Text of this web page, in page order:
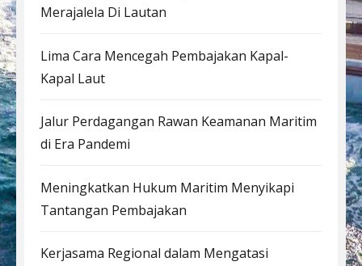
Merajalela Di Lautan
Lima Cara Mencegah Pembajakan Kapal-
Kapal Laut
Jalur Perdagangan Rawan Keamanan Maritim
di Era Pandemi
Meningkatkan Hukum Maritim Menyikapi
Tantangan Pembajakan
Kerjasama Regional dalam Mengatasi